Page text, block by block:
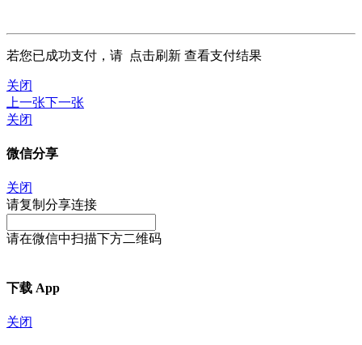
若您已成功支付，请 点击刷新 查看支付结果
关闭
上一张下一张
关闭
微信分享
关闭
请复制分享连接
请在微信中扫描下方二维码
下载 App
关闭